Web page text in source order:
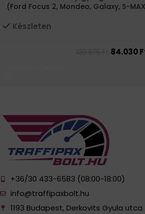
(Ford Focus 2, Mondeo, Galaxy, S-
Készleten
84.030
+36/30 433-6583 (08:00-18:00)
info@traffipaxbolt.hu
1193 Budapest, Derkovits Gyula utca